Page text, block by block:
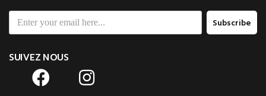
Subscribe
SUIVEZ NOUS